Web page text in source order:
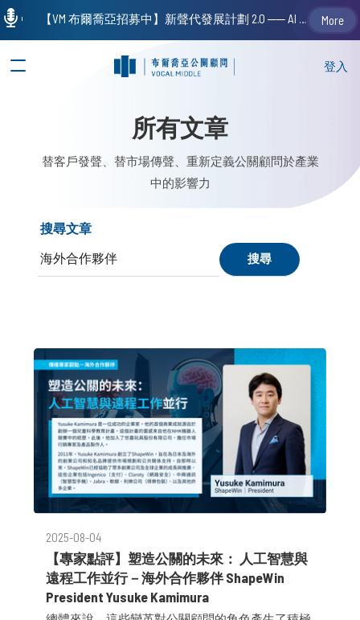
登入
所有文章
替客戶發聲、替市場傳聲、重新定義公關顧問於產業
中的影響力
搜尋文章
2025-08-04
【專家點評】塑造公關的未來： 人工智慧與
遠程工作並行－海外合作夥伴 ShapeWin
President Yusuke Kamimura
【VM 布爾喬亞招募中】新聲代發展計劃 2.0 ── AI PR 人才加速養成計劃（歡迎「應屆畢業生」、「一年以下相關 / 三年以下非相關經驗工作者」申請加入） More